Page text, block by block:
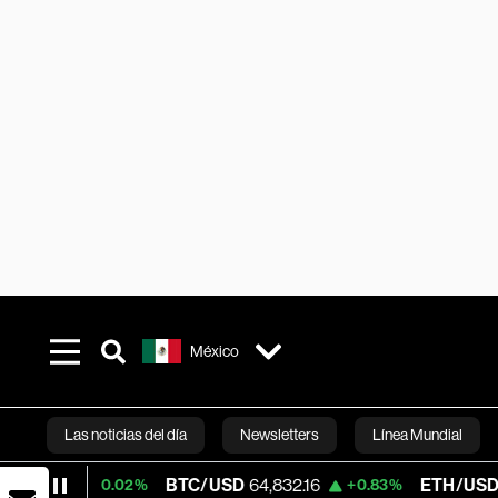
México
Las noticias del día Newsletters Línea Mundial
Bloomberg
BTC/USD 64,832.16 +0.83% ETH/USD 1,914.758